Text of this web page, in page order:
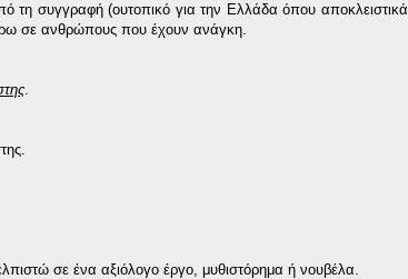
τη συγγραφή (ουτοπικό για την Ελλάδα όπου αποκλειστικά
σε ανθρώπους που έχουν ανάγκη.
.
σε ένα αξιόλογο έργο, μυθιστόρημα ή νουβέλα.